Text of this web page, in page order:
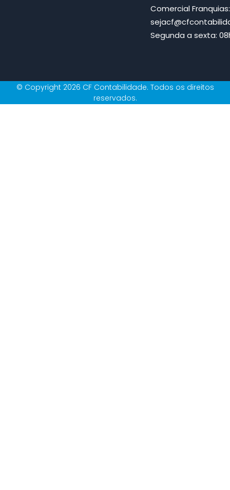
Comercial
Segunda a sexta:
© Copyright 2026 CF Contabilidade. Todos os direitos
reservados.